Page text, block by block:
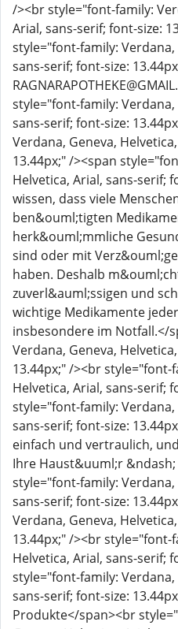
/><br style="font-family:
Arial, sans-serif; font-size:
style="font-family: Verdana,
sans-serif; font-size:
style="font-family: Verdana,
sans-serif; font-size:
Verdana, Geneva,
13.44px;" /><span
Helvetica, Arial, sans-serif;
wissen, dass viele
ben&ouml;tigten
herk&ouml;mmliche
sind oder mit
haben. Deshalb
zuverl&auml;ssigen und
wichtige Medikamente
insbesondere im Notfall.</
Verdana, Geneva,
13.44px;" /><br style="font-
Helvetica, Arial, sans-serif;
style="font-family: Verdana,
sans-serif; font-size:
einfach und vertraulich,
Ihre Haust&uuml;r
style="font-family: Verdana,
sans-serif; font-size:
Verdana, Geneva,
13.44px;" /><br style="font-
Helvetica, Arial, sans-serif;
style="font-family: Verdana,
sans-serif; font-size:
Produkte</span><br